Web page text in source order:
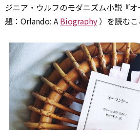
ジニア・ウルフのモダニズム小説『
題：Orlando: A Biography ）を読むこ